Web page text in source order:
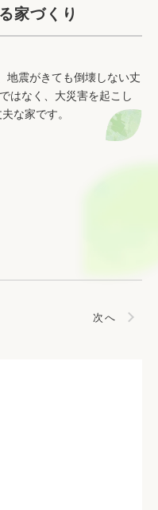
家づくり
地震がきても倒壊しない丈
はなく、大災害を起こし
な家です。
次へ